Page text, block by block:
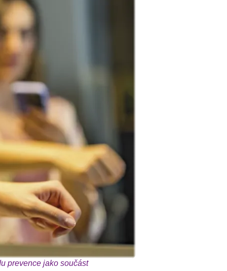
prevence jako součást